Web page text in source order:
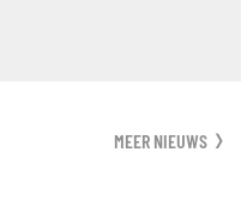
MEER NIEUWS